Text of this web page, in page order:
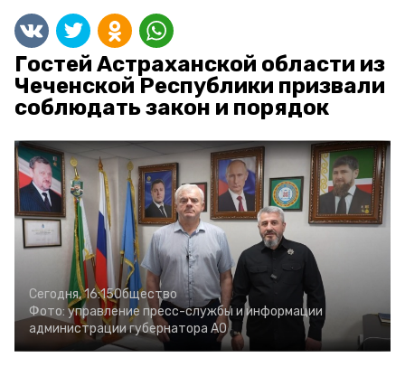
Гостей Астраханской области из
Чеченской Республики призвали
соблюдать закон и порядок
Сегодня, 16:15Общество
Фото: управление пресс-службы и информации
администрации губернатора АО